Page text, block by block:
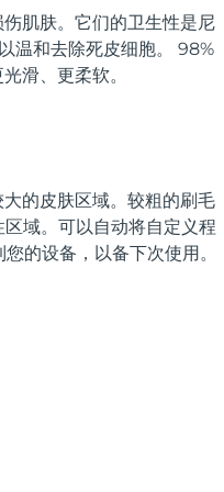
肌肤。它们的卫生性是尼
温和去除死皮细胞。 98%
滑、更柔软。
的皮肤区域。较粗的刷毛
域。可以自动将自定义程
的设备，以备下次使用。